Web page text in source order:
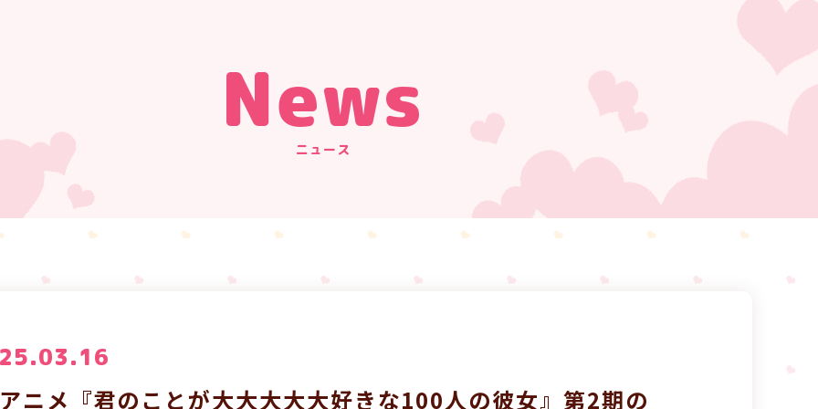
News
ニュース
ニメ『君のことが大大大大大好きな100人の彼女』第2期の